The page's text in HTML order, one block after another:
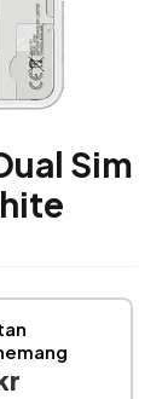
Sim